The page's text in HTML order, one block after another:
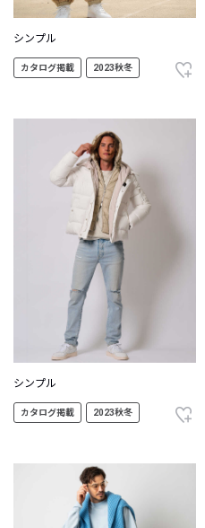
シンプル
カタログ掲載 2023秋冬
シンプル
カタログ掲載 2023秋冬